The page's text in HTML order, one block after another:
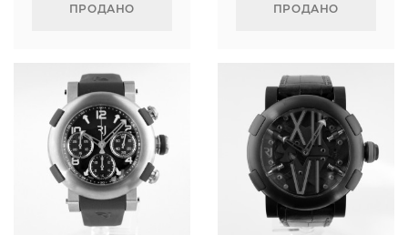
ПРОДАНО ПРОДАНО